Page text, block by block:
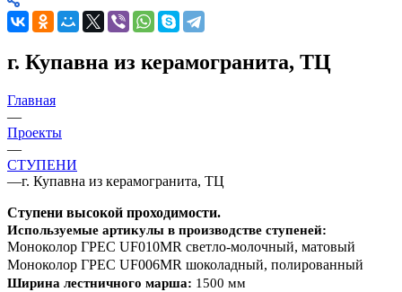
г. Купавна из керамогранита, ТЦ
Главная
—
Проекты
—
СТУПЕНИ
—г. Купавна из керамогранита, ТЦ
Ступени высокой проходимости.
Используемые артикулы в производстве ступеней:
Моноколор ГРЕС UF010MR светло-молочный, матовый
Моноколор ГРЕС UF006MR шоколадный, полированный
Ширина лестничного марша: 1500 мм